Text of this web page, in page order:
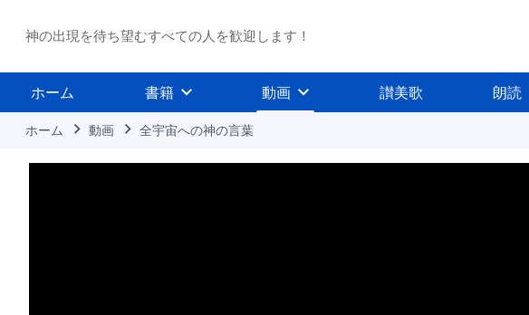
神の出現を待ち望むすべての人を歓迎します！
ホーム 書籍 動画 讃美歌 朗読
ホーム 動画 全宇宙への神の言葉